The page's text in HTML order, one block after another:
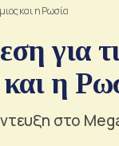
και η Ρωσία
για
η
στο